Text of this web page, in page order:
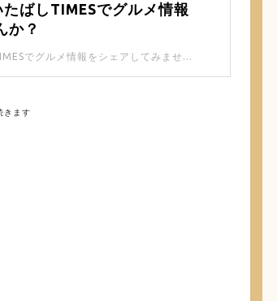
たばしTIMESでグルメ情報
か？
【#板橋グルメ部】 いたばしTIMESでグルメ情報をシェアしてみませんか？ お店の方も、お客さんとして食べた方も、X・インスタグラムから【#板橋グルメ部】というタグを付けて投稿してもらえたら嬉しいです。
きます